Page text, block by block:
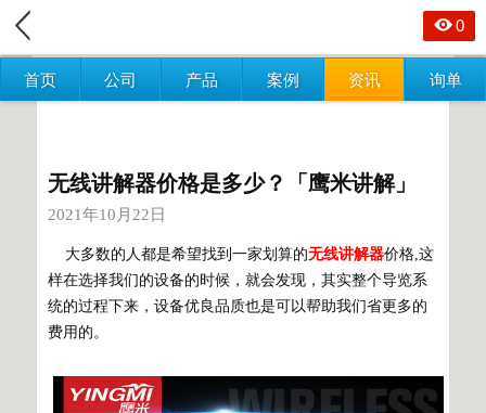
首页 公司 产品 案例 资讯 询单
0
无线讲解器价格是多少？「鹰米讲解」
2021年10月22日
大多数的人都是希望找到一家划算的无线讲解器价格,这
样在选择我们的设备的时候，就会发现，其实整个导览系
统的过程下来，设备优良品质也是可以帮助我们省更多的
费用的。